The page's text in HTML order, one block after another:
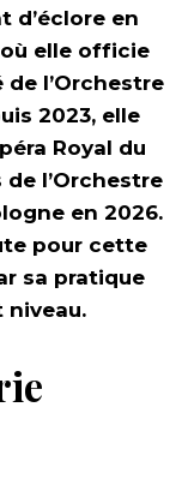
d’éclore en
elle officie
l’Orchestre
2023, elle
Royal du
l’Orchestre
en 2026.
pour cette
sa pratique
niveau.